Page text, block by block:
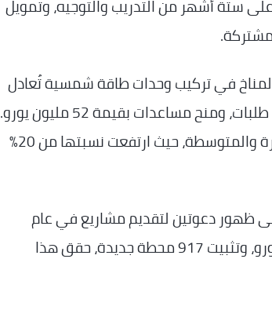
على ستة أشهر من التدريب والتوجيه، وتمويل
في تركيب وحدات طاقة شمسية تُعادل
الاستهلاك السنوي للكهرباء لنحو 3500 أسرة. وتمت معالجة 106 طلبات، ومنح مساعدات بقيمة 52 مليون يورو.
وفي هذا السياق، يُلاحظ ارتفاع حاد في عدد طلبات الشركات الصغيرة والمتوسطة، حيث ارتفعت نسبتها من 20%
ظهور دعوتين لتقديم مشاريع في عام
2024. ومع معالجة 108 طلبات، ومنح مساعدات بقيمة 9 ملايين يورو، وتثبيت 917 محطة جديدة، حقق هذا